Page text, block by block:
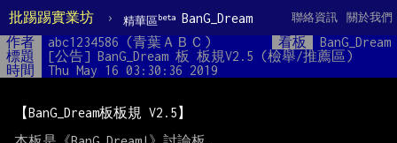
批踢踢實業坊 › 精華區beta BanG_Dream 關於我們
聯絡資訊
作者 abc1234586 (青葉ＡＢＣ) 看板
BanG_Dream
標題
[公告] BanG_Dream 板 板規V2.5 (檢舉/推薦區)
時間
Thu May 16 03:30:36 2019
【BanG_Dream板板規 V2.5】